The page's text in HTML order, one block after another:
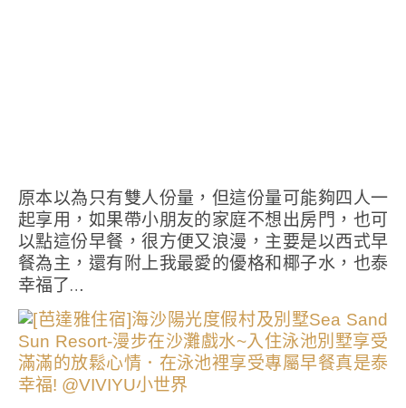
原本以為只有雙人份量，但這份量可能夠四人一
起享用，如果帶小朋友的家庭不想出房門，也可
以點這份早餐，很方便又浪漫，主要是以西式早
餐為主，還有附上我最愛的優格和椰子水，也泰
幸福了…